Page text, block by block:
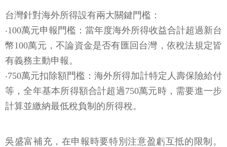
台灣針對海外所得設有兩大關鍵門檻：
‧100萬元申報門檻：當年度海外所得收益合計超過新台
幣100萬元，不論資金是否有匯回台灣，依稅法規定皆
有義務主動申報。
‧750萬元扣除額門檻：海外所得加計特定人壽保險給付
等，全年基本所得額合計超過750萬元時，需要進一步
計算並繳納最低稅負制的所得稅。
吳盛富補充，在申報時要特別注意盈虧互抵的限制。